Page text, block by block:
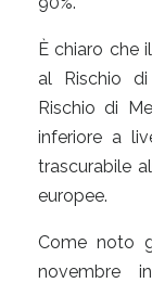
È chiaro che
al Rischio
Rischio di
inferiore a
trascurabile
europee.
Come noto
novembre